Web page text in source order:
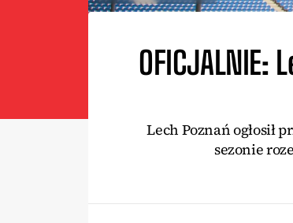
Lech Poznań ogłosił
sezonie